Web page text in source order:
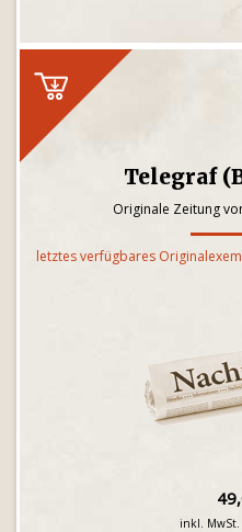
Telegraf
Originale Zeitung
letztes verfügbares
inkl. MwSt.